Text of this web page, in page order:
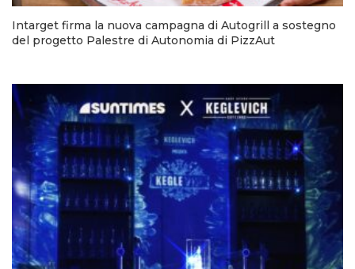
Intarget firma la nuova campagna di Autogrill a sostegno
del progetto Palestre di Autonomia di PizzAut